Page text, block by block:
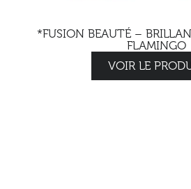
*FUSION BEAUTÉ –
FLAMINGO
VOIR LE